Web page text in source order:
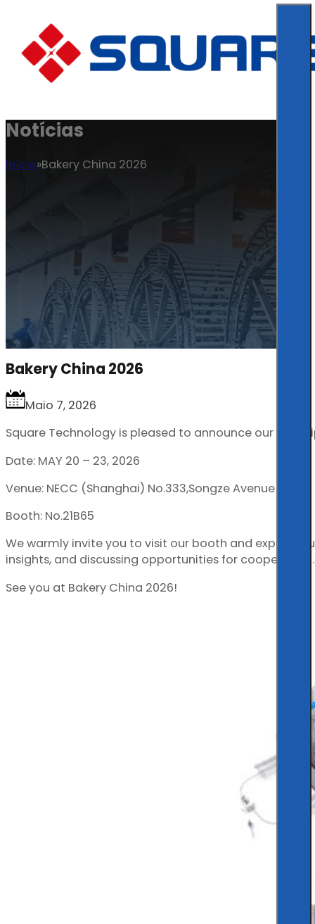
Notícias
Início Bakery China 2026
Bakery China 2026
Maio 7, 2026
Square Technology is pleased to announce our
Date: MAY 20 – 23, 2026
Venue: NECC (Shanghai) No.333,Songze Avenue
Booth: No.21B65
We warmly invite you to visit our booth and explore
insights, and discussing opportunities for cooperation.
See you at Bakery China 2026!